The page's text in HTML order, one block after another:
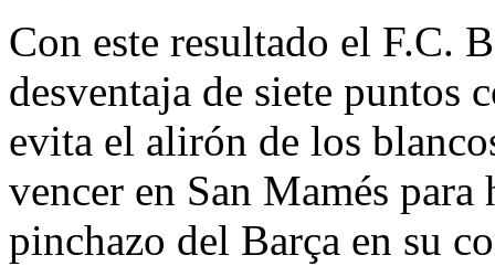
Con este resultado el F.C.
desventaja de siete puntos
evita el alirón de los
vencer en San Mamés
pinchazo del Barça en su